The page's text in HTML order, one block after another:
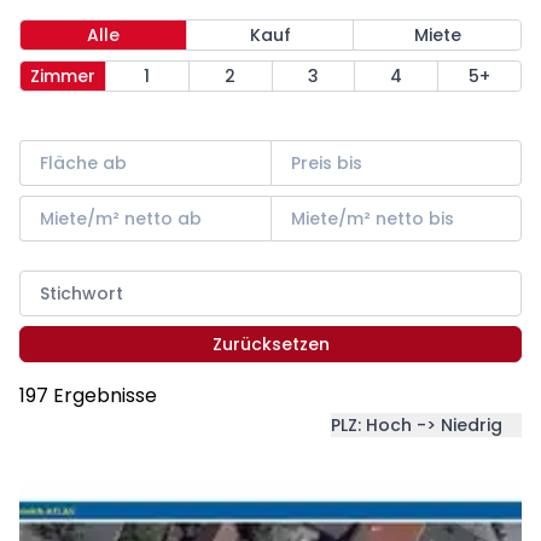
Alle Kauf
Miete
Zimmer
1 2 3 4 5+
Zurücksetzen
197 Ergebnisse
PLZ: Hoch -> Niedrig